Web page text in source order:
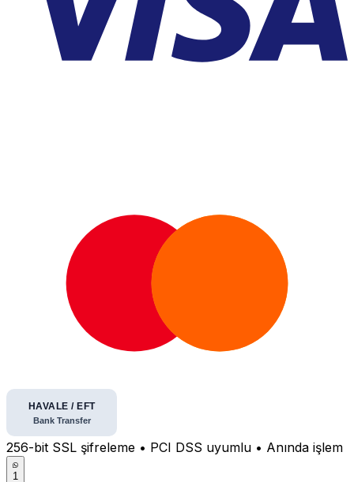
256-bit SSL şifreleme • PCI DSS uyumlu • Anında işlem
1